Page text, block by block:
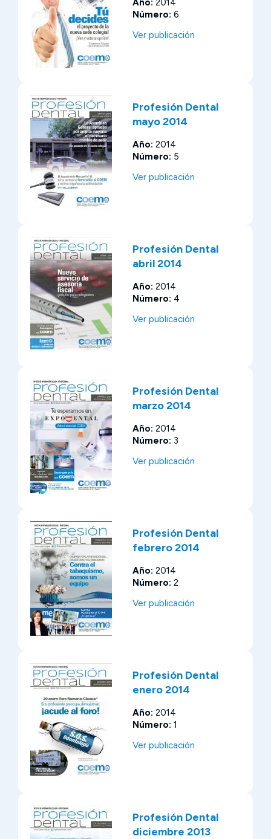
Año: 2014
Número: 6
Ver publicación
Profesión Dental
mayo 2014
Año: 2014
Número: 5
Ver publicación
Profesión Dental
abril 2014
Año: 2014
Número: 4
Ver publicación
Profesión Dental
marzo 2014
Año: 2014
Número: 3
Ver publicación
Profesión Dental
febrero 2014
Año: 2014
Número: 2
Ver publicación
Profesión Dental
enero 2014
Año: 2014
Número: 1
Ver publicación
Profesión Dental
diciembre 2013